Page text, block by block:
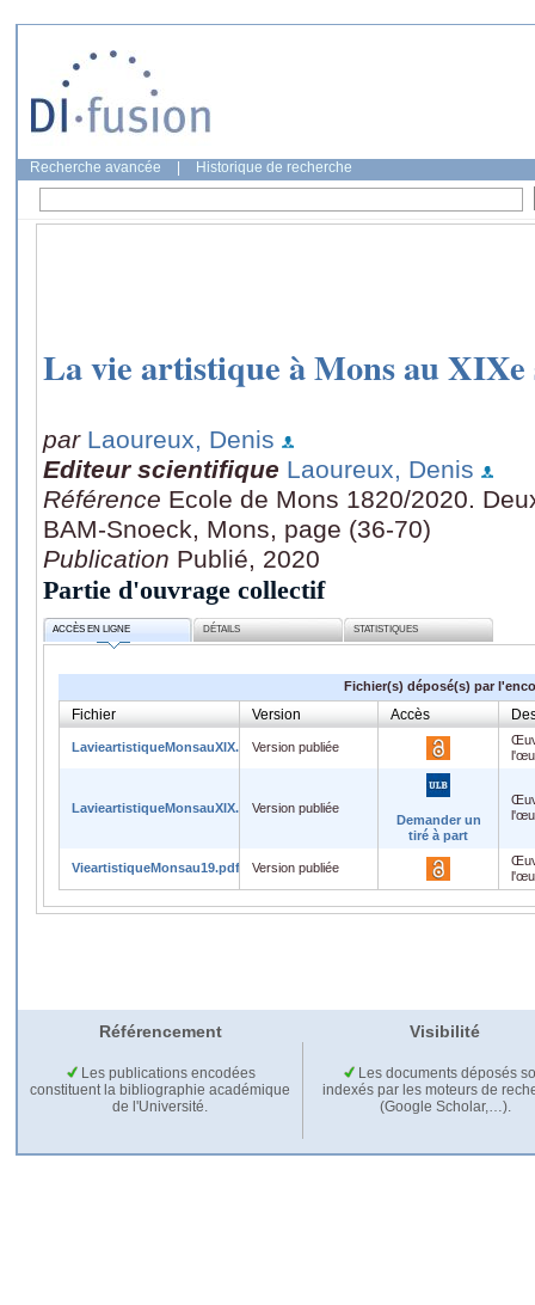
Recherche avancée Historique de recherche
La vie artistique à Mons au
par Laoureux, Denis
Editeur scientifique Laoureux, Denis
Référence Ecole de Mons 1820/2020.
BAM-Snoeck, Mons, page (36-70)
Publication Publié, 2020
Partie d'ouvrage collectif
ACCÈS EN LIGNE DÉTAILS STATISTIQUES
Fichier(s) déposé(s) par
Fichier Version Accès
LavieartistiqueMonsauXIX.pdfVersion publiée
LavieartistiqueMonsauXIX.pdfVersion publiée
Demander un
tiré à part
VieartistiqueMonsau19.pdf Version publiée
Référencement Visibilité
Les publications encodées
constituent la bibliographie académique
de l'Université.
Les documents déposés
indexés par les moteurs de
(Google Scholar,…).